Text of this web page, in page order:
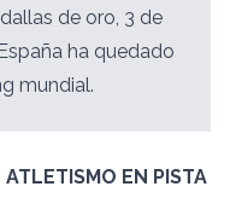
de oro, 3 de
ha quedado
mundial.
EN PISTA